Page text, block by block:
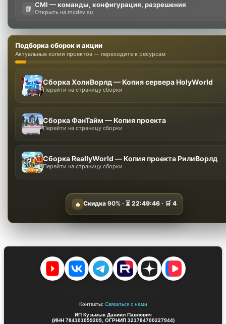
📘 CMI — команды, конфигурация, разрешения
Открыть на mcdev.su
Подборка сборок и акции
Актуальные копии проектов — переходите к ресурсам
Сборка ХолиВорлд — Копия сервера HolyWorld
Перейти на страницу сборки
Сборка ФанТайм — Копия проекта
Перейти на страницу сборки
Сборка ReallyWorld — Копия проекта РилиВорлд
Перейти на страницу сборки
🔥 Скидка 90%· ⏳ 22:49:45· 🛒 4
Контакты: Связаться с нами
ИП Кузьмык Даниил Павлович
(ИНН 784101059209, ОГРНИП 321784700227944)